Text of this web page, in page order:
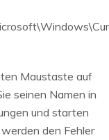
Maustaste auf
seinen Namen in
und starten
den Fehler